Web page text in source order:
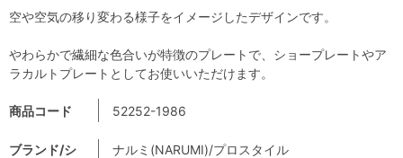
商品コード 52252-1986
ブランド/シ
ナルミ(NARUMI)/プロスタイル
空や空気の移り変わる様子をイメージしたデザインです。
やわらかで繊細な色合いが特徴のプレートで、ショープレートやア
ラカルトプレートとしてお使いいただけます。